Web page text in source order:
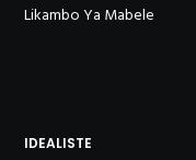
Likambo Ya Mabele
IDEALISTE